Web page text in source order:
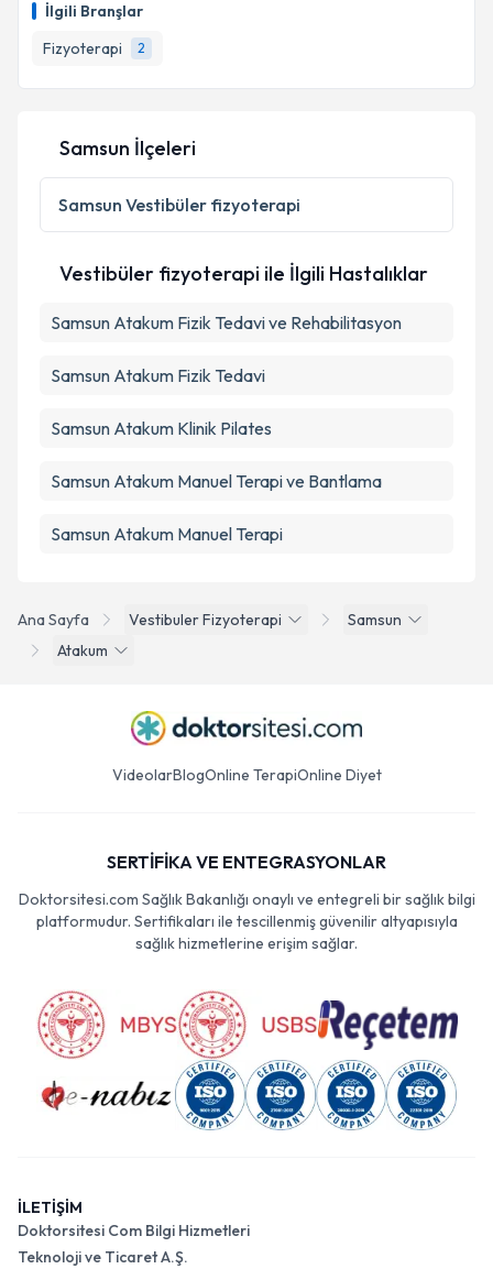
İlgili Branşlar
Fizyoterapi
2
takvim hazırlandığında e-posta ile bilgilendireceğiz.
E-posta Adresiniz
Kişisel verilerimin işlenmesine ilişkinAydınlatma
Metni
'ni okudum ve kişisel verilerimin belirtilen
kapsamda işlenmesini kabul ediyorum.
Takvim Talebini Gönder
Ana Sayfa Vestibuler Fizyoterapi
Samsun
Atakum
Samsun İlçeleri
Samsun Vestibüler fizyoterapi
Vestibüler fizyoterapi ile İlgili Hastalıklar
Samsun Atakum Fizik Tedavi ve Rehabilitasyon
Samsun Atakum Fizik Tedavi
Samsun Atakum Klinik Pilates
Samsun Atakum Manuel Terapi ve Bantlama
Samsun Atakum Manuel Terapi
VideolarBlogOnline TerapiOnline Diyet
SERTİFİKA VE ENTEGRASYONLAR
Doktorsitesi.com Sağlık Bakanlığı onaylı ve entegreli bir sağlık bilgi
platformudur. Sertifikaları ile tescillenmiş güvenilir altyapısıyla
sağlık hizmetlerine erişim sağlar.
İLETİŞİM
Doktorsitesi Com Bilgi Hizmetleri
Teknoloji ve Ticaret A.Ş.